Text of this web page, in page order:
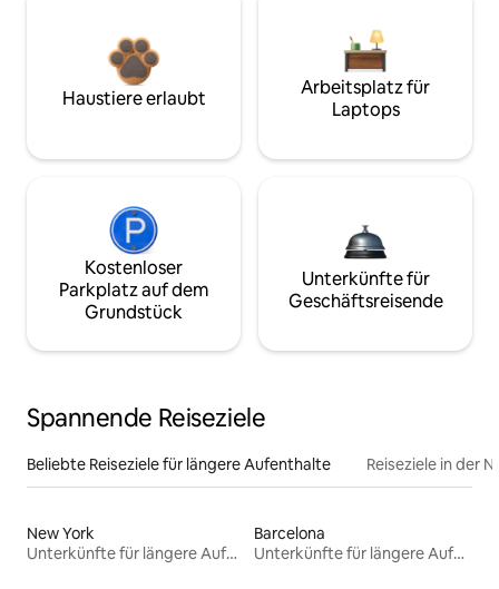
Haustiere erlaubt
Arbeitsplatz für
Laptops
Kostenloser
Parkplatz auf dem
Grundstück
Unterkünfte für
Geschäftsreisende
Spannende Reiseziele
Beliebte Reiseziele für längere Aufenthalte Reiseziele in der
New York
Unterkünfte für längere Aufenthalte
Barcelona
Unterkünfte für längere Aufenthalte